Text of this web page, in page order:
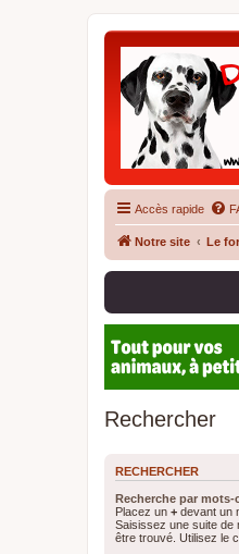
Accès rapide
Notre site Le
Rechercher
RECHERCHER
Recherche par mots-
Placez un + devant un
Saisissez une suite de
être trouvé. Utilisez le